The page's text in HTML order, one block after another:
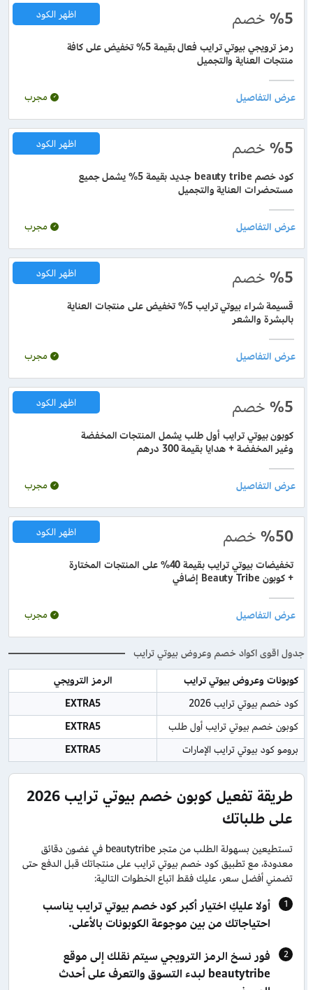
%5 خصم
رمز ترويجي بيوتي ترايب فعال بقيمة 5% تخفيض على كافة
منتجات العناية والتجميل
اظهر الكود
مجرب
%5 خصم
كود خصم beauty tribe جديد بقيمة 5% يشمل جميع
مستحضرات العناية والتجميل
اظهر الكود
مجرب
%5 خصم
قسيمة شراء بيوتي ترايب 5% تخفيض على منتجات العناية
بالبشرة والشعر
اظهر الكود
مجرب
%5 خصم
كوبون بيوتي ترايب أول طلب يشمل المنتجات المخفضة
وغير المخفضة + هدايا بقيمة 300 درهم
اظهر الكود
مجرب
%50 خصم
تخفيضات بيوتي ترايب بقيمة 40% على المنتجات المختارة
+ كوبون Beauty Tribe إضافي
اظهر الكود
مجرب
جدول اقوى اكواد خصم وعروض بيوتي ترايب
كوبونات وعروض بيوتي ترايب
الرمز الترويجي
كود خصم بيوتي ترايب 2026
EXTRA5
كوبون خصم بيوتي ترايب أول طلب
EXTRA5
برومو كود بيوتي ترايب الإمارات
EXTRA5
طريقة تفعيل كوبون خصم بيوتي ترايب 2026
على طلباتك
تستطيعين بسهولة الطلب من متجر beautytribe في غضون دقائق
معدودة، مع تطبيق كود خصم بيوتي ترايب على منتجاتك قبل الدفع حتى
تضمني أفضل سعر، عليك فقط اتباع الخطوات التالية:
أولا عليكِ اختيار أكبر كود خصم بيوتي ترايب يناسب
احتياجاتك من بين موجوعة الكوبونات بالأعلى.
فور نسخ الرمز الترويجي سيتم نقلك إلى موقع
beautytribe لبدء التسوق والتعرف على أحدث